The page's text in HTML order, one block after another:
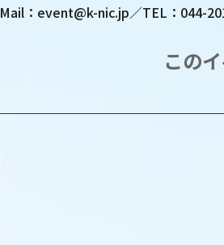
Mail：event@k-nic.jp／TEL：044-
この